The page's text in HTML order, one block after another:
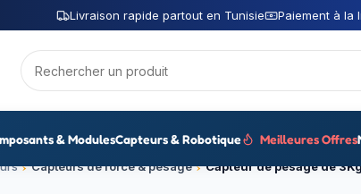
Livraison rapide partout en Tunisie Paiement à la
& ModulesCapteurs & Robotique Meilleures Offres
Capteurs de force & pesage Capteur de pesage de